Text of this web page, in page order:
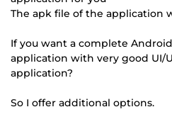
The apk file of the application
If you want a complete
application with very good UI/
application?
So I offer additional options.